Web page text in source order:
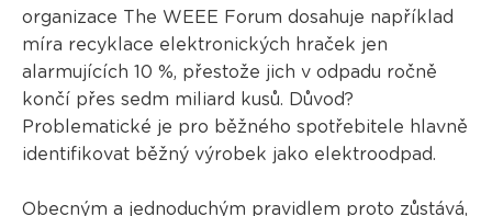
organizace The WEEE Forum dosahuje například
míra recyklace elektronických hraček jen
alarmujících 10 %, přestože jich v odpadu ročně
končí přes sedm miliard kusů. Důvod?
Problematické je pro běžného spotřebitele hlavně
identifikovat běžný výrobek jako elektroodpad.
Obecným a jednoduchým pravidlem proto zůstává,